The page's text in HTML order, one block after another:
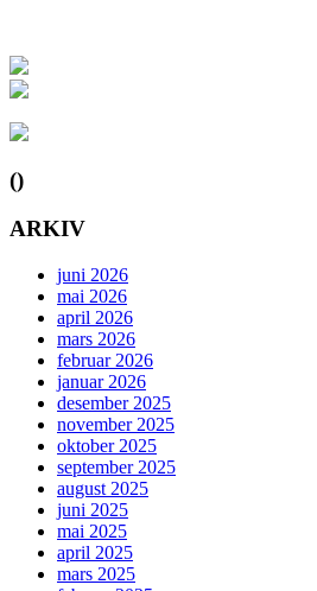
()
ARKIV
juni 2026
mai 2026
april 2026
mars 2026
februar 2026
januar 2026
desember 2025
november 2025
oktober 2025
september 2025
august 2025
juni 2025
mai 2025
april 2025
mars 2025